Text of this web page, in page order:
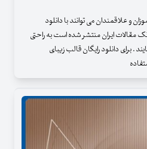
و علاقمندان می توانند با دانلود
مقالات ایران منتشر شده است به راحتی
. برای دانلود رایگان قالب زیبای